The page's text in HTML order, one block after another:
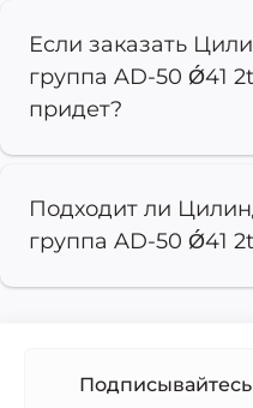
Если заказать
группа AD-50 Ǿ41
придет?
Подходит ли
группа AD-50 Ǿ41